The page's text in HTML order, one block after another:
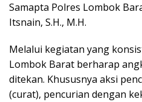
Samapta Polres Lombok
Itsnain, S.H., M.H.
Melalui kegiatan yang
Lombok Barat berharap
ditekan. Khususnya aksi
(curat), pencurian dengan